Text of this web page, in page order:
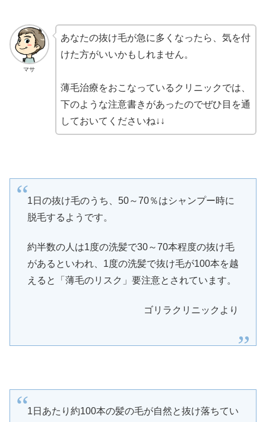
マサ
あなたの抜け毛が急に多くなったら、気を付
けた方がいいかもしれません。
薄毛治療をおこなっているクリニックでは、
下のような注意書きがあったのでぜひ目を通
しておいてくださいね↓↓
1日の抜け毛のうち、50～70％はシャンプー時に
脱毛するようです。
約半数の人は1度の洗髪で30～70本程度の抜け毛
があるといわれ、1度の洗髪で抜け毛が100本を越
えると「薄毛のリスク」要注意とされています。
ゴリラクリニックより
1日あたり約100本の髪の毛が自然と抜け落ちてい